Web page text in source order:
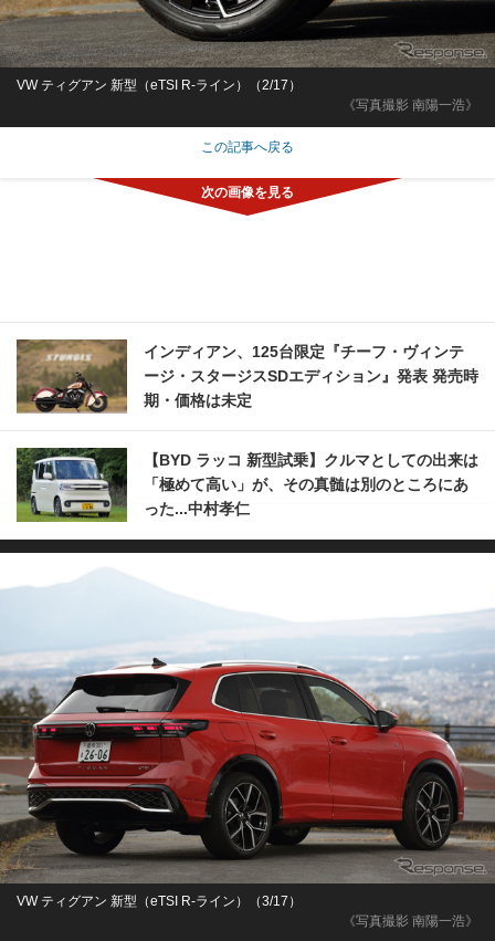
《写真撮影 南陽一浩》
VW ティグアン 新型（eTSI R-ライン）（2/17）
この記事へ戻る
インディアン、125台限定『チーフ・ヴィンテ
ージ・スタージスSDエディション』発表 発売時
期・価格は未定
【BYD ラッコ 新型試乗】クルマとしての出来は
「極めて高い」が、その真髄は別のところにあ
った...中村孝仁
《写真撮影 南陽一浩》
VW ティグアン 新型（eTSI R-ライン）（3/17）